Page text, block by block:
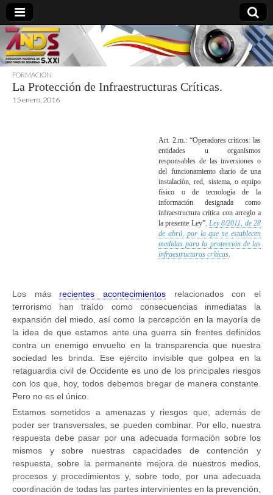
directoresdeseguridad.es
FORMACIÓN
La Protección de Infraestructuras Críticas.
15 enero, 2016
Art. 2.m.: “Operadores críticos: las
entidades u organismos
responsables de las inversiones o
del funcionamiento diario de una
instalación, red, sistema, o equipo
físico o de tecnología de la
información designada como
infraestructura crítica con arreglo a
la presente Ley”. Ley 8/2011, de 28
de abril, por la que se establecen
medidas para la protección de las
infraestructuras críticas.
Los más recientes acontecimientos relacionados con el
terrorismo han traído como consecuencias inmediatas la
expansión del miedo, así como la percepción en la mayoría de
la idea de que estamos ante una guerra sin frentes definidos
contra un enemigo envuelto en la transparencia que nuestra
sociedad les brinda. Ese ejército invisible que golpea en la
retaguardia civil de Occidente es uno de los principales riesgos
con los que, hoy, todos debemos bregar de manera constante.
Pero no es el único.
Estamos sometidos a amenazas y riesgos que, además de
poder ser transversales, se pueden combinar. Por ello, nuestra
respuesta debe pasar por una adecuada formación sobre los
mismos y sobre nuestras capacidades de contención y
respuesta, sobre la permanente mejora de nuestros medios,
procesos y procedimientos y, sobre todo, por una adecuada
coordinación de todas las partes intervinientes en la prevención,